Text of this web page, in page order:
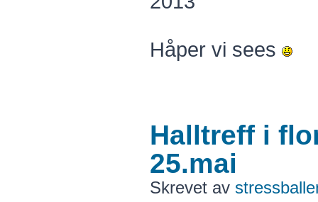
Håper vi sees
Halltreff i
25.mai
Skrevet av